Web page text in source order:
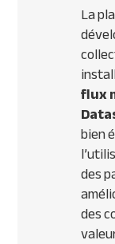
La
flux
bien
des
des